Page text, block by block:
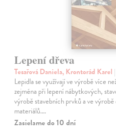
Lepení dřeva
Tesařová Daniela, Krontorád Karel
Lepidla se využívají ve výrobě více
zejména při lepení nábytkových,
výrobě stavebních prvků a ve
materiálů.…
Zasielame do 10 dní